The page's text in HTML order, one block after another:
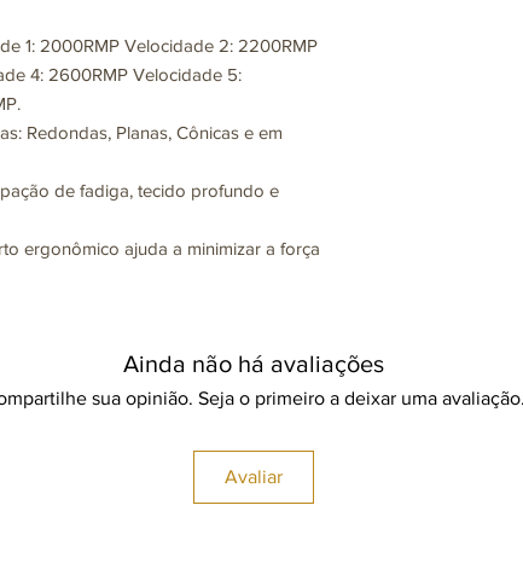
1: 2000RMP Velocidade 2: 2200RMP
4: 2600RMP Velocidade 5:
Redondas, Planas, Cônicas e em
de fadiga, tecido profundo e
ergonômico ajuda a minimizar a força
Ainda não há avaliações
sua opinião. Seja o primeiro a deixar uma avaliação.
Avaliar